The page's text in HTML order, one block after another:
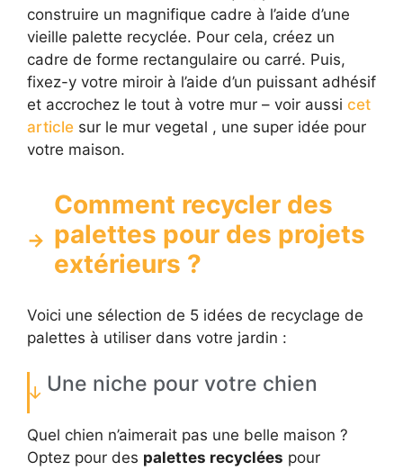
construire un magnifique cadre à l’aide d’une
vieille palette recyclée. Pour cela, créez un
cadre de forme rectangulaire ou carré. Puis,
fixez-y votre miroir à l’aide d’un puissant adhésif
et accrochez le tout à votre mur – voir aussi cet
article sur le mur vegetal , une super idée pour
votre maison.
Comment recycler des
palettes pour des projets
extérieurs ?
Voici une sélection de 5 idées de recyclage de
palettes à utiliser dans votre jardin :
Une niche pour votre chien
Quel chien n’aimerait pas une belle maison ?
Optez pour des palettes recyclées pour